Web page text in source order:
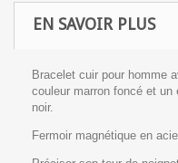
EN SAVOIR PLUS
Bracelet cuir pour homme
couleur marron foncé et
noir.
Fermoir magnétique en